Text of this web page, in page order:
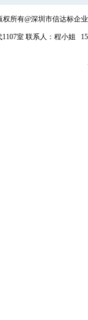
权所有@深圳市信达标企
室 联系人：程小姐